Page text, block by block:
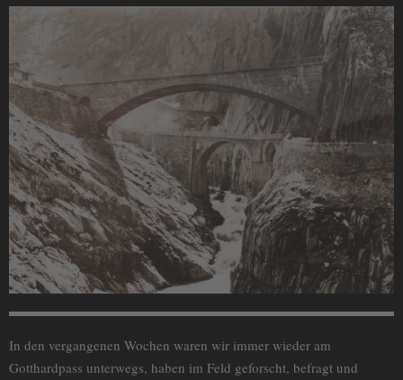
In den vergangenen Wochen waren wir immer wieder am
Gotthardpass unterwegs, haben im Feld geforscht, befragt und